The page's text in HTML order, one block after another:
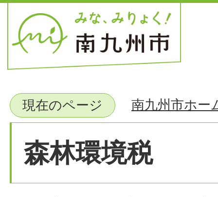
現在のページ 南九州市ホー
森林環境税